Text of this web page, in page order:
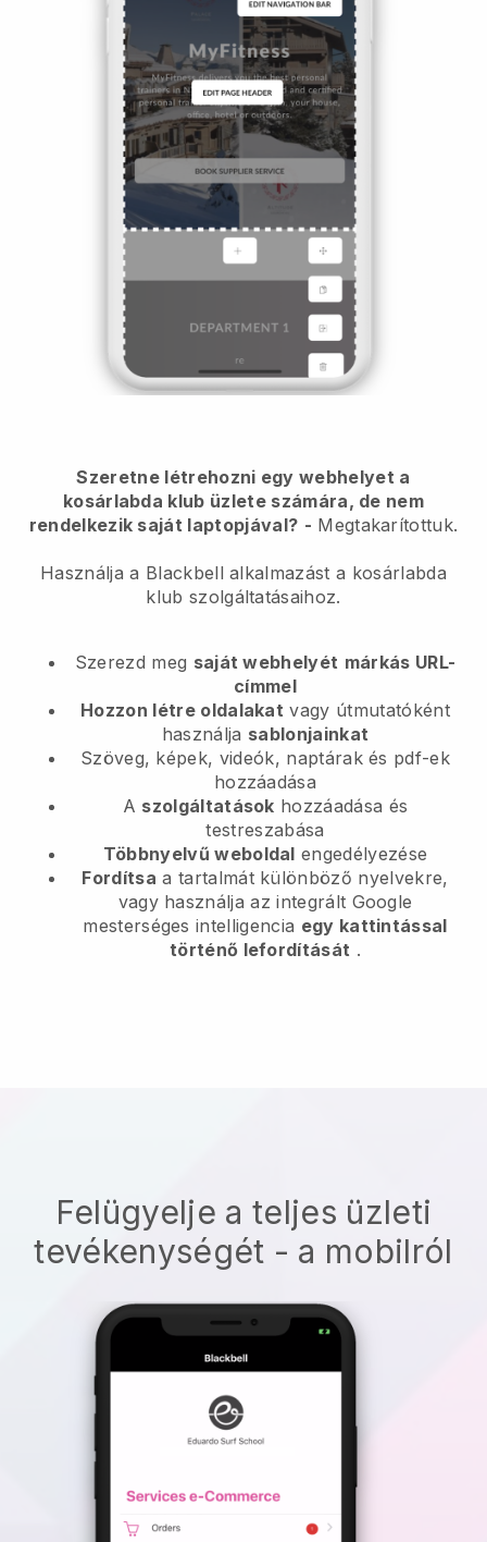
Szeretne létrehozni egy webhelyet a
kosárlabda klub üzlete számára, de nem
rendelkezik saját laptopjával? - Megtakarítottuk.
Használja a Blackbell alkalmazást a kosárlabda
klub szolgáltatásaihoz.
Szerezd meg saját webhelyét márkás URL-
címmel
Hozzon létre oldalakat vagy útmutatóként
használja sablonjainkat
Szöveg, képek, videók, naptárak és pdf-ek
hozzáadása
A szolgáltatások hozzáadása és
testreszabása
Többnyelvű weboldal engedélyezése
Fordítsa a tartalmát különböző nyelvekre,
vagy használja az integrált Google
mesterséges intelligencia egy kattintással
történő lefordítását .
Felügyelje a teljes üzleti
tevékenységét - a mobilról